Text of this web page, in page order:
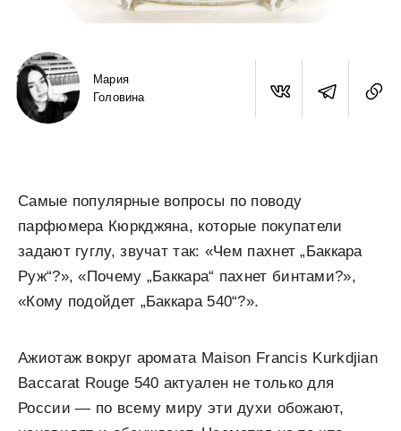
Мария
Головина
Самые популярные вопросы по поводу
парфюмера Кюркджяна, которые покупатели
задают гуглу, звучат так: «Чем пахнет „Баккара
Руж“?», «Почему „Баккара“ пахнет бинтами?»,
«Кому подойдет „Баккара 540“?».
Ажиотаж вокруг аромата Maison Francis Kurkdjian
Baccarat Rouge 540 актуален не только для
России — по всему миру эти духи обожают,